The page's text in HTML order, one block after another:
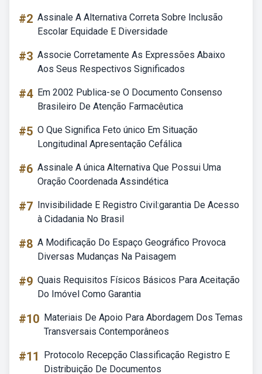
#2 Assinale A Alternativa Correta Sobre Inclusão
Escolar Equidade E Diversidade
#3 Associe Corretamente As Expressões Abaixo
Aos Seus Respectivos Significados
#4 Em 2002 Publica-se O Documento Consenso
Brasileiro De Atenção Farmacêutica
#5 O Que Significa Feto único Em Situação
Longitudinal Apresentação Cefálica
#6 Assinale A única Alternativa Que Possui Uma
Oração Coordenada Assindética
#7 Invisibilidade E Registro Civil:garantia De Acesso
à Cidadania No Brasil
#8 A Modificação Do Espaço Geográfico Provoca
Diversas Mudanças Na Paisagem
#9 Quais Requisitos Físicos Básicos Para Aceitação
Do Imóvel Como Garantia
#10 Materiais De Apoio Para Abordagem Dos Temas
Transversais Contemporâneos
#11
Protocolo Recepção Classificação Registro E
Distribuição De Documentos